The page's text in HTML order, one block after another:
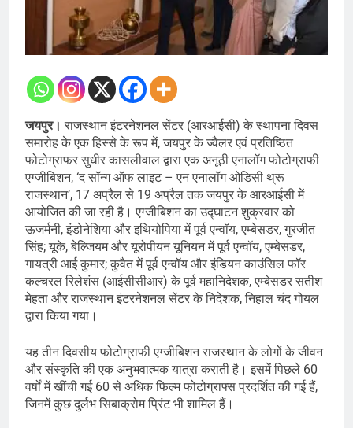
जयपुर।राजस्थान इंटरनेशनल सेंटर (आरआईसी) के स्थापना दिवस
समारोह के एक हिस्से के रूप में, जयपुर के ज्वैलर एवं प्रतिष्ठित
फोटोग्राफर सुधीर कासलीवाल द्वारा एक अनूठी एनालॉग फोटोग्राफी
एग्जीबिशन, ‘द सॉन्ग ऑफ लाइट – एन एनालॉग ओडिसी थ्रू
राजस्थान’, 17 अप्रैल से 19 अप्रैल तक जयपुर के आरआईसी में
आयोजित की जा रही है। एग्जीबिशन का उद्घाटन शुक्रवार को
ऊजर्मनी, इंडोनेशिया और इथियोपिया में पूर्व एन्वॉय, एम्बेसडर, गुरजीत
सिंह; यूके, बेल्जियम और यूरोपीयन यूनियन में पूर्व एन्वॉय, एम्बेसडर,
गायत्री आई कुमार; कुवैत में पूर्व एन्वॉय और इंडियन काउंसिल फॉर
कल्चरल रिलेशंस (आईसीसीआर) के पूर्व महानिदेशक, एम्बेसडर सतीश
मेहता और राजस्थान इंटरनेशनल सेंटर के निदेशक, निहाल चंद गोयल
द्वारा किया गया।
यह तीन दिवसीय फोटोग्राफी एग्जीबिशन राजस्थान के लोगों के जीवन
और संस्कृति की एक अनुभवात्मक यात्रा कराती है। इसमें पिछले 60
वर्षों में खींची गई 60 से अधिक फिल्म फोटोग्राफ्स प्रदर्शित की गई हैं,
जिनमें कुछ दुर्लभ सिबाक्रोम प्रिंट भी शामिल हैं।